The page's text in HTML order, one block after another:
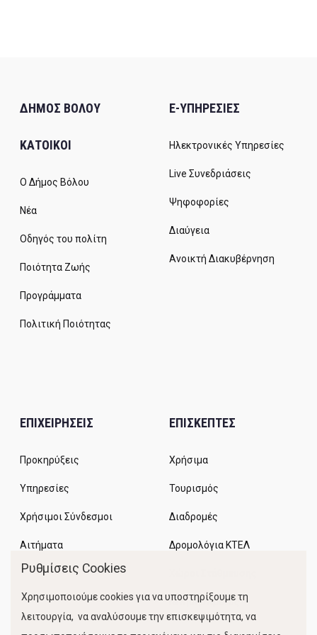
ΔΗΜΟΣ ΒΟΛΟΥ
ΚΑΤΟΙΚΟΙ
Ο Δήμος Βόλου
Νέα
Οδηγός του πολίτη
Ποιότητα Ζωής
Προγράμματα
Πολιτική Ποιότητας
E-ΥΠΗΡΕΣΙΕΣ
Ηλεκτρονικές Υπηρεσίες
Live Συνεδριάσεις
Ψηφοφορίες
Διαύγεια
Ανοικτή Διακυβέρνηση
ΕΠΙΧΕΙΡΗΣΕΙΣ
Προκηρύξεις
Υπηρεσίες
Χρήσιμοι Σύνδεσμοι
Αιτήματα
ΕΠΙΣΚΕΠΤΕΣ
Χρήσιμα
Τουρισμός
Διαδρομές
Δρομολόγια ΚΤΕΛ
Κίνηση Λιμένος
Ρυθμίσεις Cookies
Χρησιμοποιούμε cookies για να υποστηρίξουμε τη
λειτουργία, να αναλύσουμε την επισκεψιμότητα, να